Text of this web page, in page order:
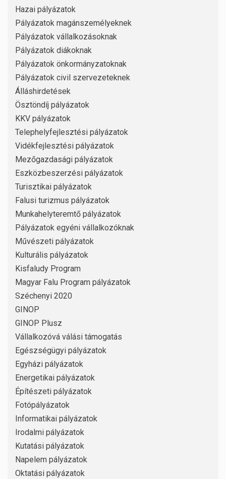
Hazai pályázatok
Pályázatok magánszemélyeknek
Pályázatok vállalkozásoknak
Pályázatok diákoknak
Pályázatok önkormányzatoknak
Pályázatok civil szervezeteknek
Álláshirdetések
Ösztöndíj pályázatok
KKV pályázatok
Telephelyfejlesztési pályázatok
Vidékfejlesztési pályázatok
Mezőgazdasági pályázatok
Eszközbeszerzési pályázatok
Turisztikai pályázatok
Falusi turizmus pályázatok
Munkahelyteremtő pályázatok
Pályázatok egyéni vállalkozóknak
Művészeti pályázatok
Kulturális pályázatok
Kisfaludy Program
Magyar Falu Program pályázatok
Széchenyi 2020
GINOP
GINOP Plusz
Vállalkozóvá válási támogatás
Egészségügyi pályázatok
Egyházi pályázatok
Energetikai pályázatok
Építészeti pályázatok
Fotópályázatok
Informatikai pályázatok
Irodalmi pályázatok
Kutatási pályázatok
Napelem pályázatok
Oktatási pályázatok